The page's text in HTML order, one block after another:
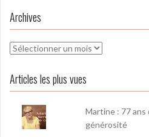
Archives
Archives
Articles les plus vues
Martine : 77 ans
générosité